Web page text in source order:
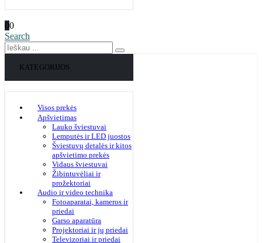
00
Search
KATEGORIJOS
Visos prekės
Apšvietimas
Lauko šviestuvai
Lemputės ir LED juostos
Šviestuvų detalės ir kitos
apšvietimo prekės
Vidaus šviestuvai
Žibintuvėliai ir
prožektoriai
Audio ir video technika
Fotoaparatai, kameros ir
priedai
Garso aparatūra
Projektoriai ir jų priedai
Televizoriai ir priedai